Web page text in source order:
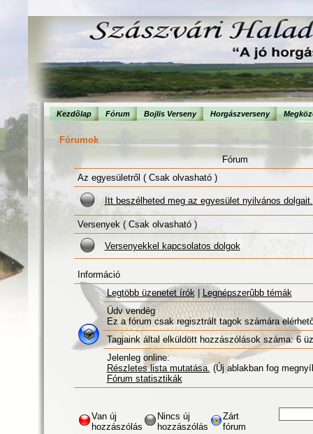
Kezdõlap Fórum Bojlis Verseny Horgászverseny
Fórumok
Fórum
Az egyesületről ( Csak olvasható )
Itt beszélheted meg az egyesület nyilvános dolgait.
Versenyek ( Csak olvasható )
Versenyekkel kapcsolatos dolgok
Információ
Legtöbb üzenetet írók|
Legnépszerûbb témák
Üdv vendég
Ez a fórum csak regisztrált tagok számára
Tagjaink által elküldött hozzászólások száma: 6
Jelenleg online:
Részletes lista mutatása. (Új ablakban fog
Fórum statisztikák
Van új
hozzászólás
Nincs új
hozzászólás
Zárt
fórum